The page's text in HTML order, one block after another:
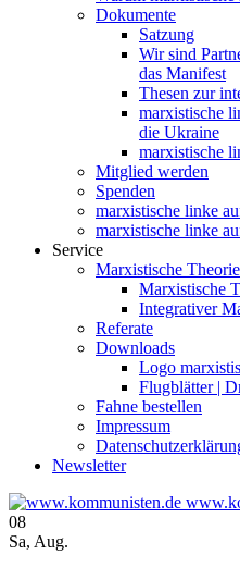
Dokumente
Satzung
Wir sind
das Manifest
Thesen zur
marxistische
die Ukraine
marxistische
Mitglied werden
Spenden
marxistische linke
marxistische linke
Service
Marxistische Theorie
Marxistische
Integrativer
Referate
Downloads
Logo
Flugblätter |
Fahne bestellen
Impressum
Newsletter
08
Sa, Aug.